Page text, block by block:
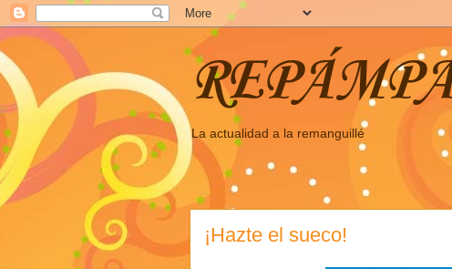
La actualidad a la remanguillé
¡Hazte el sueco!